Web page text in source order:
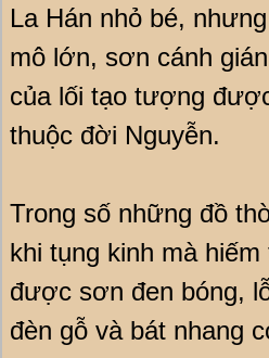
La Hán nhỏ bé,
mô lớn, sơn cánh
của lối tạo tượng
thuộc đời Nguyễn.
Trong số những đồ
khi tụng kinh mà
được sơn đen bóng,
đèn gỗ và bát nhang